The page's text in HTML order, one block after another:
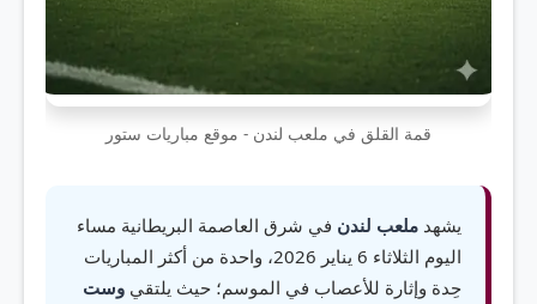
قمة القلق في ملعب لندن - موقع مباريات ستور
يشهدملعب لندن في شرق العاصمة البريطانية مساء
اليوم الثلاثاء 6 يناير 2026، واحدة من أكثر المباريات
حِدة وإثارة للأعصاب في الموسم؛ حيث يلتقيوست